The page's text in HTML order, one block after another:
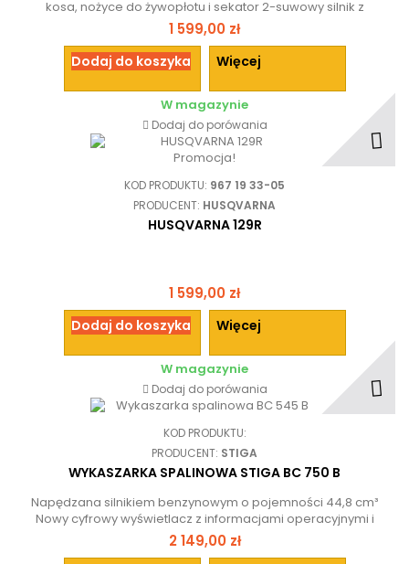
kosa, nożyce do żywopłotu i sekator 2-suwowy silnik z
zapłonem iskrowym o pojemności 25,4 cm³ (0,7 kW)
1 599,00 zł
Dodaj do koszyka Więcej
W magazynie
Dodaj do porówania
Promocja!
KOD PRODUKTU: 967 19 33-05
PRODUCENT: HUSQVARNA
HUSQVARNA 129R
1 599,00 zł
Dodaj do koszyka Więcej
W magazynie
Dodaj do porówania
KOD PRODUKTU:
PRODUCENT: STIGA
WYKASZARKA SPALINOWA STIGA BC 750 B
Napędzana silnikiem benzynowym o pojemności 44,8 cm³
Nowy cyfrowy wyświetlacz z informacjami operacyjnymi i
alarmami serwisowymi. Szerokość koszenia 45 cm, aby stawić
czoła wysokiej i dzikiej trawie. Prosty wał i wzmocnione
2 149,00 zł